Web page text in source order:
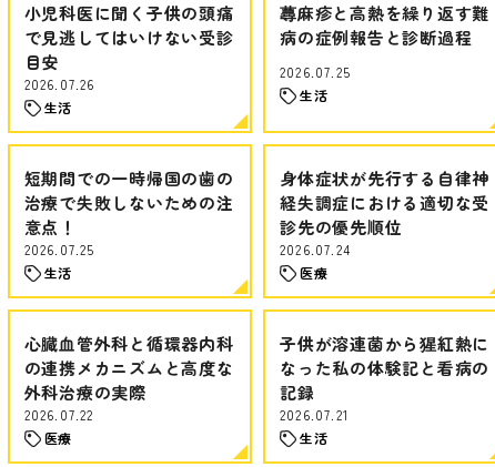
小児科医に聞く子供の頭痛
で見逃してはいけない受診
目安
2026.07.26
生活
蕁麻疹と高熱を繰り返す難
病の症例報告と診断過程
2026.07.25
生活
短期間での一時帰国の歯の
治療で失敗しないための注
意点！
2026.07.25
生活
身体症状が先行する自律神
経失調症における適切な受
診先の優先順位
2026.07.24
医療
心臓血管外科と循環器内科
の連携メカニズムと高度な
外科治療の実際
2026.07.22
医療
子供が溶連菌から猩紅熱に
なった私の体験記と看病の
記録
2026.07.21
生活